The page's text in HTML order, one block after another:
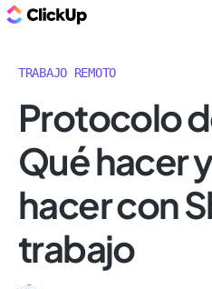
TRABAJO REMOTO
Protocolo
Qué hacer
hacer con
trabajo